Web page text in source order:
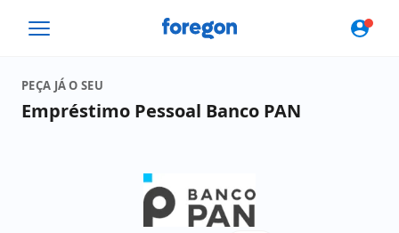
Foregon.com
PEÇA JÁ O SEU
Empréstimo Pessoal Banco PAN